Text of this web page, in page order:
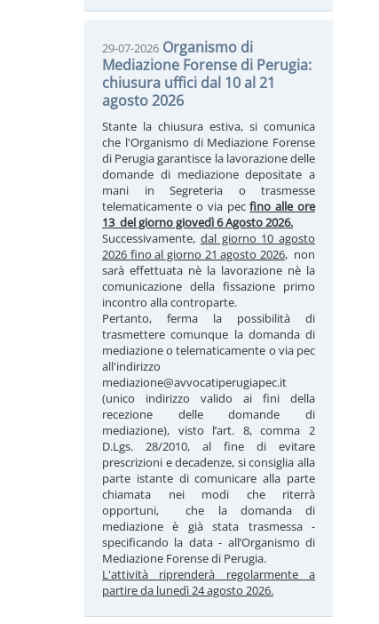
29-07-2026 Organismo di
Mediazione Forense di Perugia:
chiusura uffici dal 10 al 21
agosto 2026
Stante la chiusura estiva, si comunica
che l'Organismo di Mediazione Forense
di Perugia garantisce la lavorazione delle
domande di mediazione depositate a
mani in Segreteria o trasmesse
telematicamente o via pecfino alle ore
13 del giorno giovedì 6 Agosto 2026.
Successivamente, dal giorno 10 agosto
2026 fino al giorno 21 agosto 2026, non
sarà effettuata nè la lavorazione nè la
comunicazione della fissazione primo
incontro alla controparte.
Pertanto, ferma la possibilità di
trasmettere comunque la domanda di
mediazione o telematicamente o via pec
all'indirizzo
mediazione@avvocatiperugiapec.it
(unico indirizzo valido ai fini della
recezione delle domande di
mediazione), visto l’art. 8, comma 2
D.Lgs. 28/2010, al fine di evitare
prescrizioni e decadenze, si consiglia alla
parte istante di comunicare alla parte
chiamata nei modi che riterrà
opportuni, che la domanda di
mediazione è già stata trasmessa -
specificando la data - all’Organismo di
Mediazione Forense di Perugia.
L'attività riprenderà regolarmente a
partire da lunedì 24 agosto 2026.